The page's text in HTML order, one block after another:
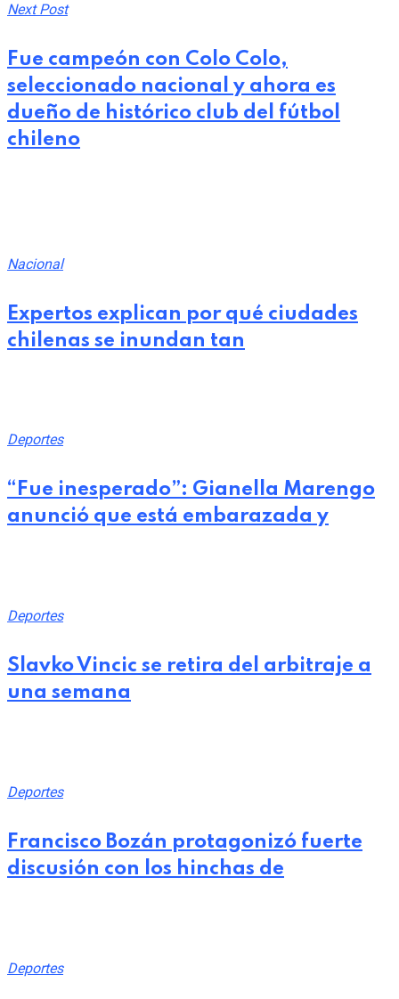
Next Post
Fue campeón con Colo Colo,
seleccionado nacional y ahora es
dueño de histórico club del fútbol
chileno
Nacional
Expertos explican por qué ciudades
chilenas se inundan tan
Deportes
“Fue inesperado”: Gianella Marengo
anunció que está embarazada y
Deportes
Slavko Vincic se retira del arbitraje a
una semana
Deportes
Francisco Bozán protagonizó fuerte
discusión con los hinchas de
Deportes